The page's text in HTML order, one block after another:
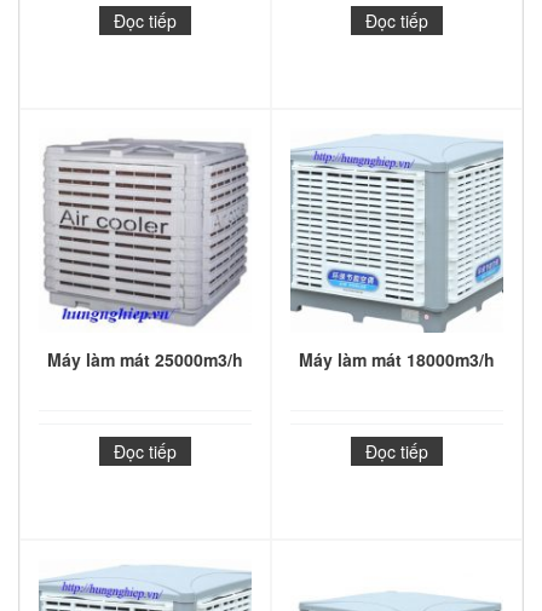
Đọc tiếp Đọc tiếp
Máy làm mát 25000m3/h
Đọc tiếp
Máy làm mát 18000m3/h
Đọc tiếp